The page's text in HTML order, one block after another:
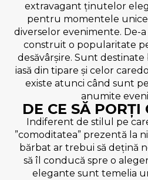
extravagant ținutelor
pentru momentele unice
diverselor evenimente. De-
construit o popularitate
desăvârșire. Sunt
iasă din tipare și celor
existe atunci când sunt
anumite
DE CE SĂ PORȚI
Indiferent de stilul pe
”comoditatea” prezentă la
bărbat ar trebui să dețină
să îl conducă spre o
elegante sunt temelia